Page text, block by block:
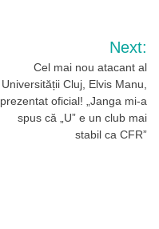
Next:
Cel mai nou atacant al
Universității Cluj, Elvis Manu,
prezentat oficial! „Janga mi-a
spus că „U” e un club mai
stabil ca CFR”